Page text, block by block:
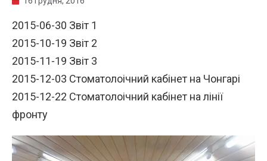
2015-06-30 Звіт 1
2015-10-19 Звіт 2
2015-11-19 Звіт 3
2015-12-03 Стоматолоічний кабінет на Чонгарі
2015-12-22 Стоматолоічний кабінет на лінії
фронту